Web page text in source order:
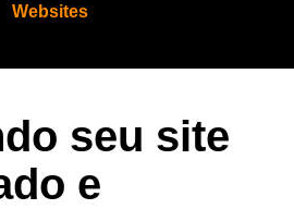
Websites
seu site
e